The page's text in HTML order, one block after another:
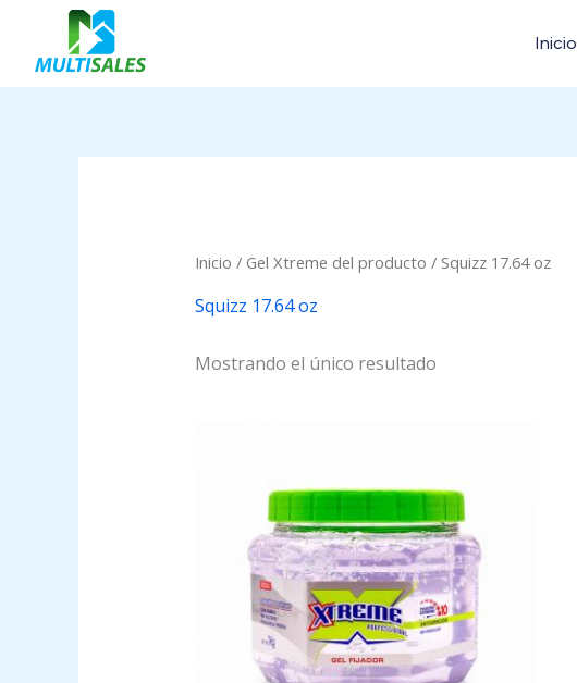
contenido
Inicio
Inicio / Gel Xtreme del producto / Squizz 17.64 oz
Squizz 17.64 oz
Mostrando el único resultado
through